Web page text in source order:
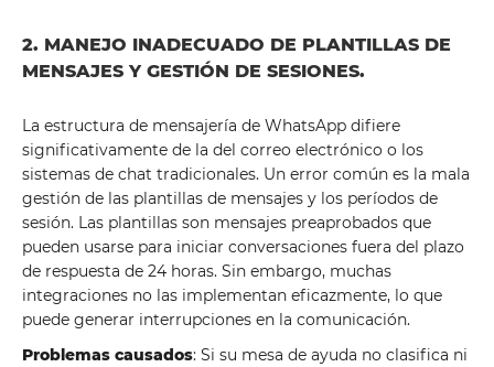
2. MANEJO INADECUADO DE PLANTILLAS DE
MENSAJES Y GESTIÓN DE SESIONES.
La estructura de mensajería de WhatsApp difiere
significativamente de la del correo electrónico o los
sistemas de chat tradicionales. Un error común es la mala
gestión de las plantillas de mensajes y los períodos de
sesión. Las plantillas son mensajes preaprobados que
pueden usarse para iniciar conversaciones fuera del plazo
de respuesta de 24 horas. Sin embargo, muchas
integraciones no las implementan eficazmente, lo que
puede generar interrupciones en la comunicación.
Problemas causados: Si su mesa de ayuda no clasifica ni